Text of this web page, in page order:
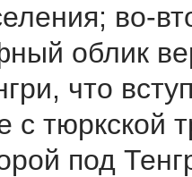
во-
облик
что
с тюркской
под